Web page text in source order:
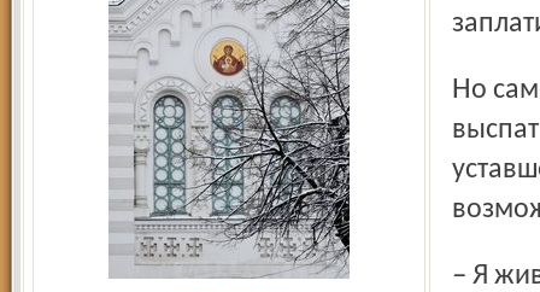
Но самой Яне уже не до поиска позитивных моментов –
– Я живу в Ярославле. Встаю в 4 утра, на общественном